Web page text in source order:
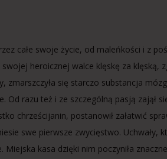
całe swoje życie, od maleńkości i z
heroicznej walce klęskę za klęską,
zmarszczyła się starczo substancja
Od razu też i ze szczególną pasją zajął
chrześcijanin, postanowił załatwić
swe pierwsze zwycięstwo. Uchwały,
kasa dzięki nim poczyniła znaczne